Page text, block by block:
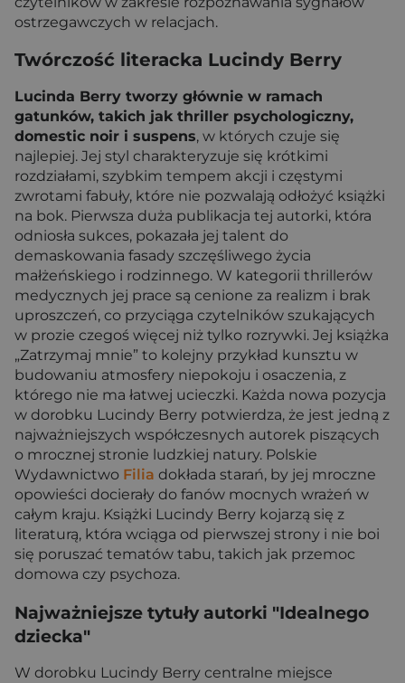
ostrzegawczych w relacjach.
Twórczość literacka Lucindy Berry
Lucinda Berry tworzy głównie w ramach
gatunków, takich jak thriller psychologiczny,
domestic noir i suspens, w których czuje się
najlepiej. Jej styl charakteryzuje się krótkimi
rozdziałami, szybkim tempem akcji i częstymi
zwrotami fabuły, które nie pozwalają odłożyć książki
na bok. Pierwsza duża publikacja tej autorki, która
odniosła sukces, pokazała jej talent do
demaskowania fasady szczęśliwego życia
małżeńskiego i rodzinnego. W kategorii thrillerów
medycznych jej prace są cenione za realizm i brak
uproszczeń, co przyciąga czytelników szukających
w prozie czegoś więcej niż tylko rozrywki. Jej książka
„Zatrzymaj mnie” to kolejny przykład kunsztu w
budowaniu atmosfery niepokoju i osaczenia, z
którego nie ma łatwej ucieczki. Każda nowa pozycja
w dorobku Lucindy Berry potwierdza, że jest jedną z
najważniejszych współczesnych autorek piszących
o mrocznej stronie ludzkiej natury. Polskie
Wydawnictwo Filia dokłada starań, by jej mroczne
opowieści docierały do fanów mocnych wrażeń w
całym kraju. Książki Lucindy Berry kojarzą się z
literaturą, która wciąga od pierwszej strony i nie boi
się poruszać tematów tabu, takich jak przemoc
domowa czy psychoza.
Najważniejsze tytuły autorki "Idealnego
dziecka"
W dorobku Lucindy Berry centralne miejsce